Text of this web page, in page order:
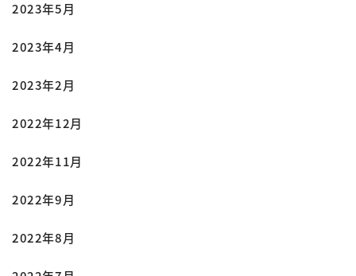
2023年5月
2023年4月
2023年2月
2022年12月
2022年11月
2022年9月
2022年8月